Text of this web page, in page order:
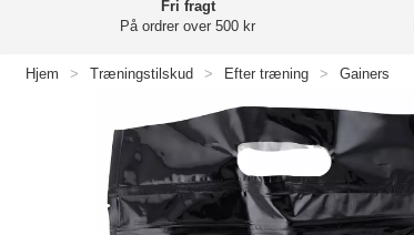
Fri fragt
På ordrer over 500 kr
Hjem > Træningstilskud > Efter træning > Gainers